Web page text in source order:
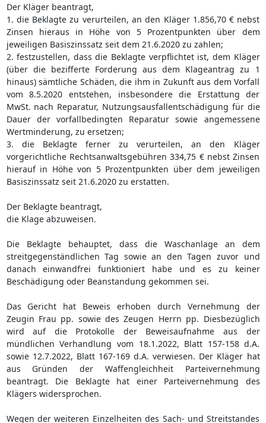
Der Kläger beantragt,
1. die Beklagte zu verurteilen, an den Kläger 1.856,70 € nebst
Zinsen hieraus in Höhe von 5 Prozentpunkten über dem
jeweiligen Basiszinssatz seit dem 21.6.2020 zu zahlen;
2. festzustellen, dass die Beklagte verpflichtet ist, dem Kläger
(über die bezifferte Forderung aus dem Klageantrag zu 1
hinaus) sämtliche Schäden, die ihm in Zukunft aus dem Vorfall
vom 8.5.2020 entstehen, insbesondere die Erstattung der
MwSt. nach Reparatur, Nutzungsausfallentschädigung für die
Dauer der vorfallbedingten Reparatur sowie angemessene
Wertminderung, zu ersetzen;
3. die Beklagte ferner zu verurteilen, an den Kläger
vorgerichtliche Rechtsanwaltsgebühren 334,75 € nebst Zinsen
hierauf in Höhe von 5 Prozentpunkten über dem jeweiligen
Basiszinssatz seit 21.6.2020 zu erstatten.
Der Beklagte beantragt,
die Klage abzuweisen.
Die Beklagte behauptet, dass die Waschanlage an dem
streitgegenständlichen Tag sowie an den Tagen zuvor und
danach einwandfrei funktioniert habe und es zu keiner
Beschädigung oder Beanstandung gekommen sei.
Das Gericht hat Beweis erhoben durch Vernehmung der
Zeugin Frau pp. sowie des Zeugen Herrn pp. Diesbezüglich
wird auf die Protokolle der Beweisaufnahme aus der
mündlichen Verhandlung vom 18.1.2022, Blatt 157-158 d.A.
sowie 12.7.2022, Blatt 167-169 d.A. verwiesen. Der Kläger hat
aus Gründen der Waffengleichheit Parteivernehmung
beantragt. Die Beklagte hat einer Parteivernehmung des
Klägers widersprochen.
Wegen der weiteren Einzelheiten des Sach- und Streitstandes